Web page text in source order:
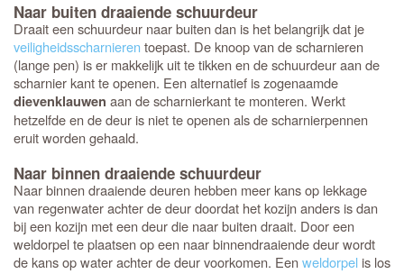
Naar buiten draaiende schuurdeur
Draait een schuurdeur naar buiten dan is het belangrijk dat je
veiligheidsscharnieren toepast. De knoop van de scharnieren
(lange pen) is er makkelijk uit te tikken en de schuurdeur aan de
scharnier kant te openen. Een alternatief is zogenaamde
dievenklauwen aan de scharnierkant te monteren. Werkt
hetzelfde en de deur is niet te openen als de scharnierpennen
eruit worden gehaald.
Naar binnen draaiende schuurdeur
Naar binnen draaiende deuren hebben meer kans op lekkage
van regenwater achter de deur doordat het kozijn anders is dan
bij een kozijn met een deur die naar buiten draait. Door een
weldorpel te plaatsen op een naar binnendraaiende deur wordt
de kans op water achter de deur voorkomen. Eenweldorpel is los